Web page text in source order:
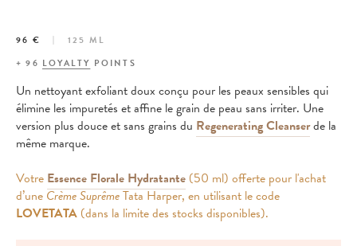
96 €
125 ML
+96 LOYALTY POINTS
Un nettoyant exfoliant doux conçu pour les peaux sensibles qui
élimine les impuretés et affine le grain de peau sans irriter. Une
version plus douce et sans grains du Regenerating Cleanserde la
même marque.
Votre Essence Florale Hydratante (50 ml) offerte pour l'achat
d’une Crème SuprêmeTata Harper, en utilisant le code
LOVETATA (dans la limite des stocks disponibles).